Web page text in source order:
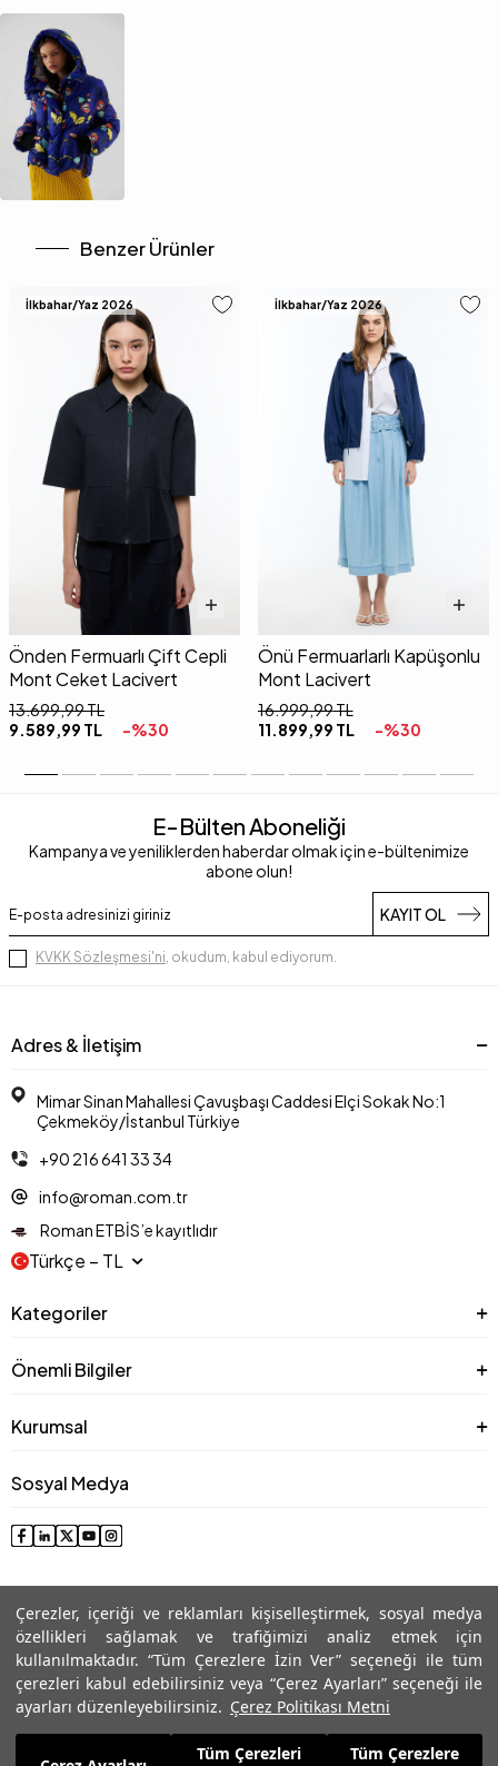
Çerezler, içeriği ve reklamları kişiselleştirmek, sosyal medya
özellikleri sağlamak ve trafiğimizi analiz etmek için
kullanılmaktadır. “Tüm Çerezlere İzin Ver” seçeneği ile tüm
çerezleri kabul edebilirsiniz veya “Çerez Ayarları” seçeneği ile
ayarları düzenleyebilirsiniz. Çerez Politikası Metni
Tüm Çerezleri Tüm Çerezlere
12.499,99 TL
Benzer Ürünler
İlkbahar/Yaz 2026
Önden Fermuarlı Çift Cepli
Mont Ceket Lacivert
13.699,99TL
9.589,99 TL -%30
İlkbahar/Yaz 2026
Önü Fermuarlarlı Kapüşonlu
Mont Lacivert
16.999,99TL
11.899,99 TL -%30
E-Bülten Aboneliği
Kampanya ve yeniliklerden haberdar olmak için e-bültenimize
abone olun!
KAYIT OL
KVKK Sözleşmesi'ni, okudum, kabul ediyorum.
Adres & İletişim
Mimar Sinan Mahallesi Çavuşbaşı Caddesi Elçi Sokak No:1
Çekmeköy/İstanbul Türkiye
+90 216 641 33 34
info@roman.com.tr
Roman ETBİS’e kayıtlıdır
Türkçe − TL
Kategoriler
Önemli Bilgiler
Kurumsal
Sosyal Medya
© 2025 Roman® Tüm Hakları Saklıdır, İzinsiz kullanılamaz